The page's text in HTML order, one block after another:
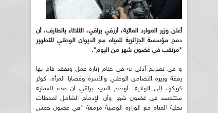
أعلن وزير الموارد المائية، أرزقي براقي، الثلاثاء بالطارف، أن
دمج مؤسسة الجزائرية للمياه مع الديوان الوطني للتطهير
"مرتقب في غضون شهر من اليوم".
و في تصريح أدلى به في ختام زيارة عمل وتفقد قام بها
رفقة وزيرة التضامن الوطني والأسرة وقضايا المرأة، كوثر
كريكو، إلى الولاية، أوضح السيد براقي أن هذه العملية
ستتجسد في غضون شهر وأن الإدماج الشامل لمحطات
تحلية المياه مع الوزارة الوصية مزمعة "في غضون خمس